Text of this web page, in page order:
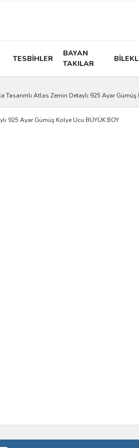
TESBİHLER
BAYAN
TAKILAR
Tasarımlı Atlas Zemin Detaylı 925 Ayar Gümüş